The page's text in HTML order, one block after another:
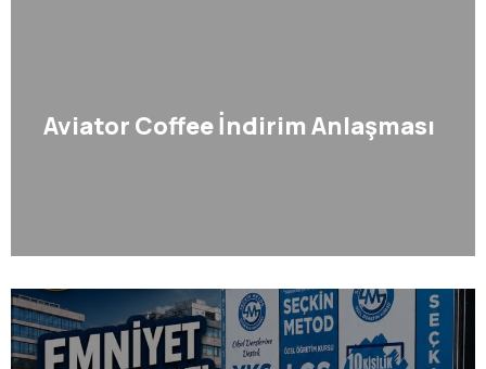
Aviator Coffee İndirim Anlaşması